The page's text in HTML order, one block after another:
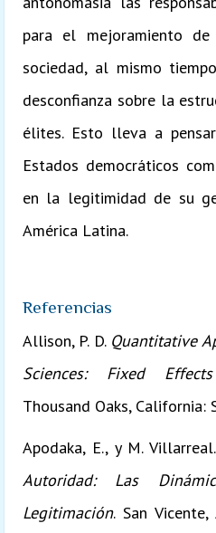
para el mejoramiento
sociedad, al mismo
desconfianza sobre la
élites. Esto lleva a
Estados democráticos
en la legitimidad de su
América Latina.
Referencias
Allison, P. D. Quantitative
Sciences: Fixed
Thousand Oaks, California:
Apodaka, E., y M. Villarreal.
Autoridad: Las
Legitimación. San